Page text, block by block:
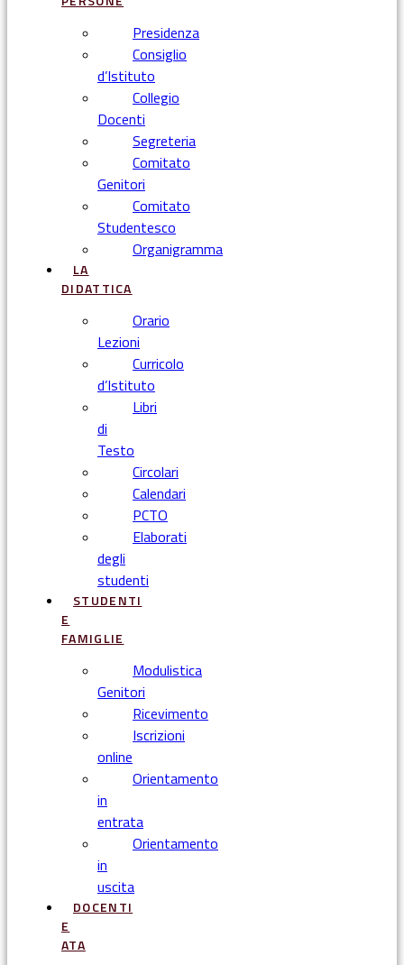
Presidenza
Consiglio
d’Istituto
Collegio
Docenti
Segreteria
Comitato
Genitori
Comitato
Studentesco
Organigramma
LA
DIDATTICA
Orario
Lezioni
Curricolo
d’Istituto
Libri
di
Testo
Circolari
Calendari
PCTO
Elaborati
degli
studenti
STUDENTI
E
FAMIGLIE
Modulistica
Genitori
Ricevimento
Iscrizioni
online
Orientamento
in
entrata
Orientamento
in
uscita
DOCENTI
E
ATA